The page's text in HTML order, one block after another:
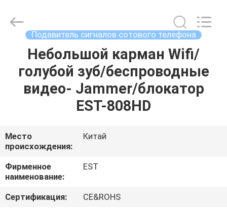
ДОМ
ПРОДУКТЫ
О
НАС
ТУР
ELECTRONICS(HK)
CO.,LTD.
Подавитель сигналов сотового телефона
Небольшой карман Wifi/
голубой зуб/беспроводные
видео- Jammer/блокатор
EST-808HD
Место
происхождения:
Китай
Фирменное
наименование:
EST
Сертификация:
CE&ROHS